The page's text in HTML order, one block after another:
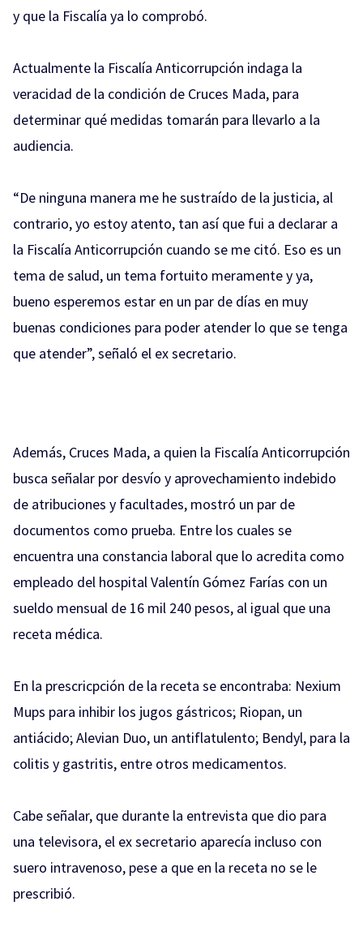
y que la Fiscalía ya lo comprobó.
Actualmente la Fiscalía Anticorrupción indaga la
veracidad de la condición de Cruces Mada, para
determinar qué medidas tomarán para llevarlo a la
audiencia.
“De ninguna manera me he sustraído de la justicia, al
contrario, yo estoy atento, tan así que fui a declarar a
la Fiscalía Anticorrupción cuando se me citó. Eso es un
tema de salud, un tema fortuito meramente y ya,
bueno esperemos estar en un par de días en muy
buenas condiciones para poder atender lo que se tenga
que atender”, señaló el ex secretario.
Además, Cruces Mada, a quien la Fiscalía Anticorrupción
busca señalar por desvío y aprovechamiento indebido
de atribuciones y facultades, mostró un par de
documentos como prueba. Entre los cuales se
encuentra una constancia laboral que lo acredita como
empleado del hospital Valentín Gómez Farías con un
sueldo mensual de 16 mil 240 pesos, al igual que una
receta médica.
En la prescricpción de la receta se encontraba: Nexium
Mups para inhibir los jugos gástricos; Riopan, un
antiácido; Alevian Duo, un antiflatulento; Bendyl, para la
colitis y gastritis, entre otros medicamentos.
Cabe señalar, que durante la entrevista que dio para
una televisora, el ex secretario aparecía incluso con
suero intravenoso, pese a que en la receta no se le
prescribió.